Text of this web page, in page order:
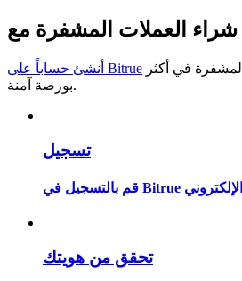
معلومة أنشئ حساباً على Bitrue
بورصة آمنة.
تسجيل
تحقق من هويتك